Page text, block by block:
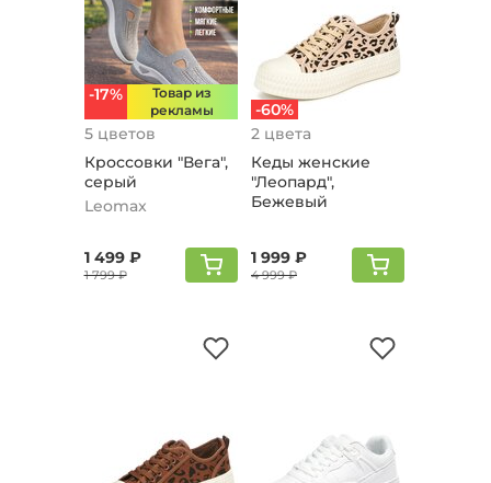
-17%
Товар из
рекламы
5 цветов
Кроссовки "Вега",
серый
Leomax
1 499 ₽
1 799 ₽
-60%
2 цвета
Кеды женские
"Леопард",
Бежевый
1 999 ₽
4 999 ₽